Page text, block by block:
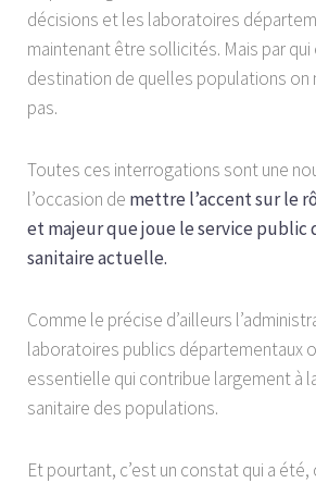
décisions et les laboratoires
maintenant être sollicités. Mais par
destination de quelles populations on
pas.
Toutes ces interrogations sont une
l’occasion de mettre l’accent sur le
et majeur que joue le service public
sanitaire actuelle.
Comme le précise d’ailleurs
laboratoires publics départementaux
essentielle qui contribue largement à
sanitaire des populations.
Et pourtant, c’est un constat qui a